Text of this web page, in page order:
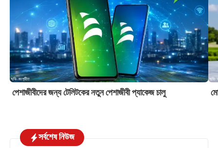
পেশাজীবীদের জন্য টেলিটকের নতুন পেশাজীবী প্যাকেজ চালু
সর্বশেষ নিউজ